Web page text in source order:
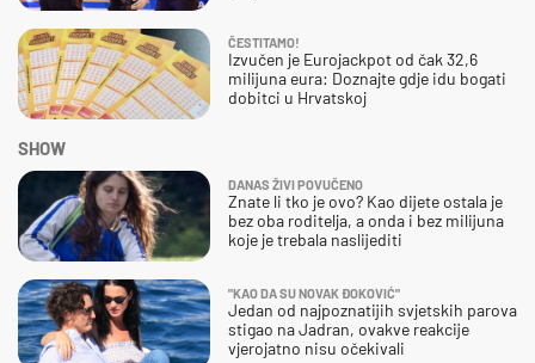
ČESTITAMO!
Izvučen je Eurojackpot od čak 32,6
milijuna eura: Doznajte gdje idu bogati
dobitci u Hrvatskoj
SHOW
DANAS ŽIVI POVUČENO
Znate li tko je ovo? Kao dijete ostala je
bez oba roditelja, a onda i bez milijuna
koje je trebala naslijediti
"KAO DA SU NOVAK ĐOKOVIĆ"
Jedan od najpoznatijih svjetskih parova
stigao na Jadran, ovakve reakcije
vjerojatno nisu očekivali